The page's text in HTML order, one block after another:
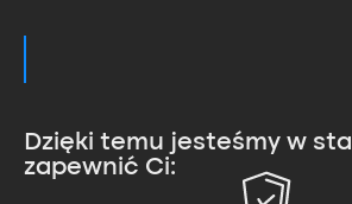
Dzięki temu jesteśmy w
zapewnić Ci:
Zajmujemy się pełną